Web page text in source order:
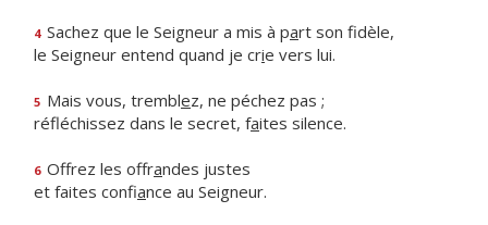
4 Sachez que le Seigneur a mis à part son fidèle,
le Seigneur entend quand je crie vers lui.
5 Mais vous, tremblez, ne péchez pas ;
réfléchissez dans le secret, faites silence.
6 Offrez les offrandes justes
et faites confiance au Seigneur.